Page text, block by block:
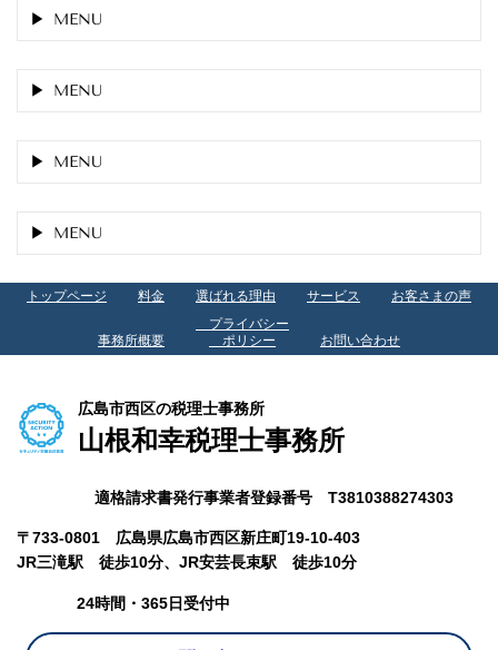
MENU
MENU
MENU
MENU
トップページ 料金 選ばれる理由 サービス お客さまの声
事務所概要
プライバシー
ポリシー
お問い合わせ
広島市西区の税理士事務所
山根和幸税理士事務所
適格請求書発行事業者登録番号 T3810388274303
〒733-0801 広島県広島市西区新庄町19-10-403
JR三滝駅 徒歩10分、 JR安芸長束駅 徒歩10分
24時間・365日受付中